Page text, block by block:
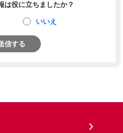
は役に立ちましたか？
いいえ
信する